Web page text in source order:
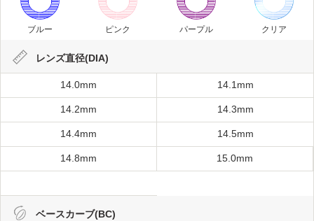
ブルー ピンク パープル クリア
レンズ直径(DIA)
14.0mm 14.1mm
14.2mm 14.3mm
14.4mm 14.5mm
14.8mm 15.0mm
ベースカーブ(BC)